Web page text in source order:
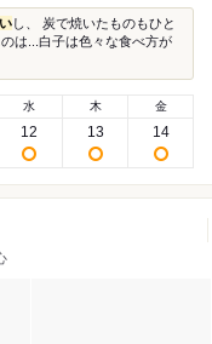
し、 炭で焼いたものもひと
は...白子は色々な食べ方が
水
12
木
13
金
14